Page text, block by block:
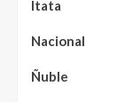
Itata
Nacional
Ñuble